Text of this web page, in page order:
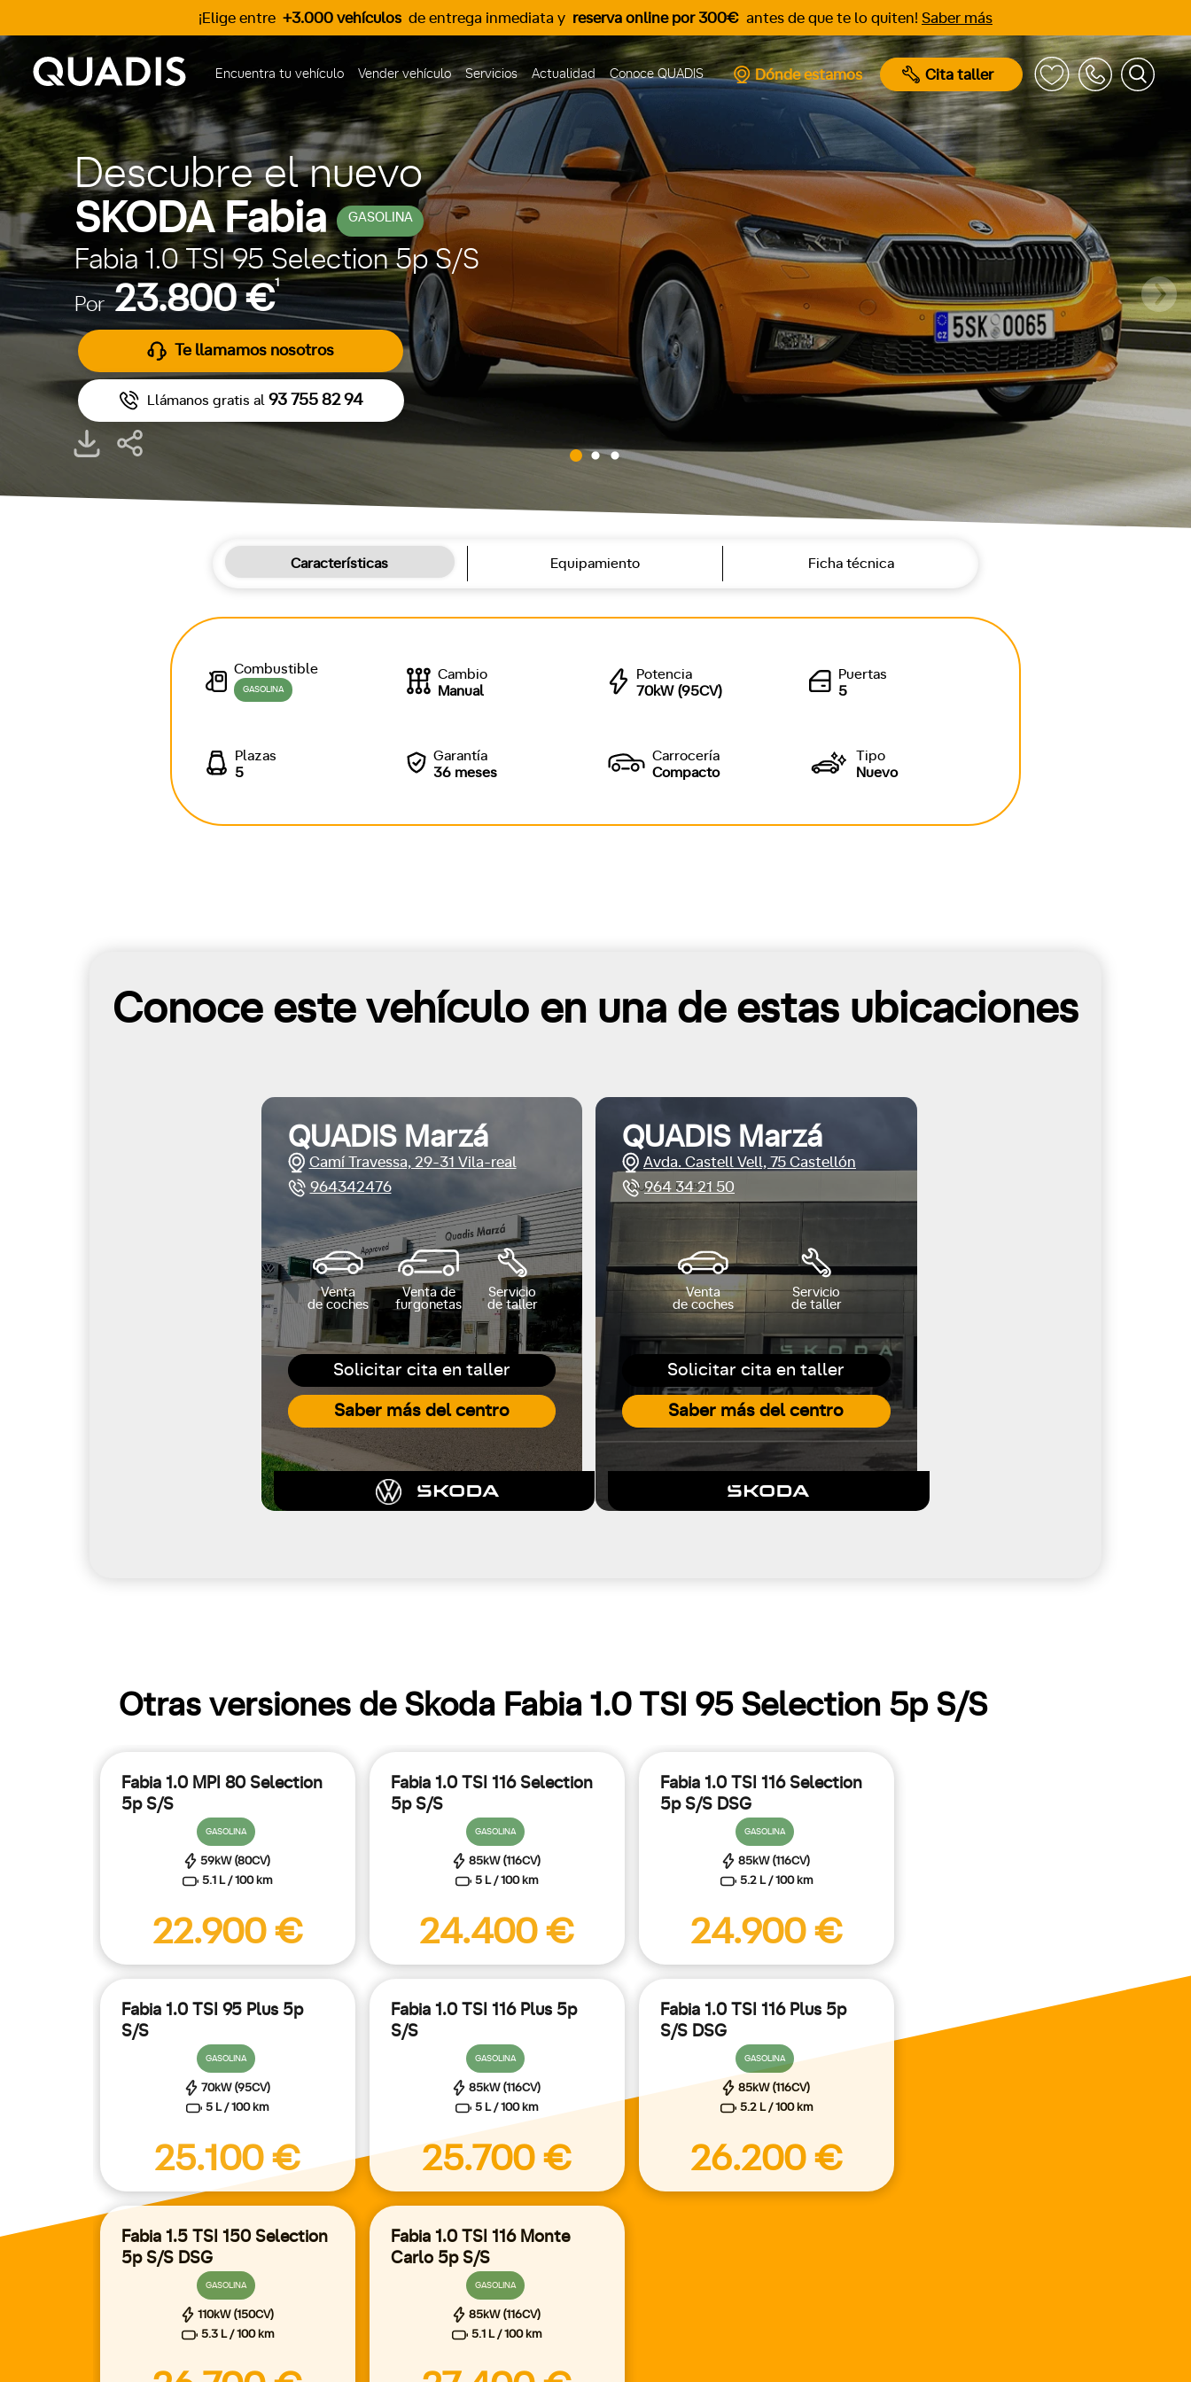
¡Elige entre +3.000 vehículos de entrega inmediata y reserva online por 300€ antes de que te lo quiten! Saber más
Encuentra tu vehículo Vender vehículo Servicios Actualidad Conoce QUADIS Dónde estamos Cita taller
Descubre el nuevo
SKODA Fabia
GASOLINA
Fabia 1.0 TSI 95 Selection 5p S/S
Por23.800 €1
Te llamamos nosotros
Llámanos gratis al 93 755 82 94
Características Equipamiento Ficha técnica
Combustible
GASOLINA
Cambio
Manual
Potencia
70kW (95CV)
Puertas
5
Plazas
5
Garantía
36 meses
Carrocería
Compacto
Tipo
Nuevo
Conoce este vehículo en una de estas ubicaciones
Solicitar cita en taller
Saber más del centro
QUADIS Marzá
Camí Travessa, 29-31 Vila-real
964342476
Venta
de coches
Venta de
furgonetas
Servicio
de taller
Solicitar cita en taller
Saber más del centro
QUADIS Marzá
Avda. Castell Vell, 75 Castellón
964 34 21 50
Venta
de coches
Servicio
de taller
Otras versiones de Skoda Fabia 1.0 TSI 95 Selection 5p S/S
Fabia 1.0 MPI 80 Selection
5p S/S
GASOLINA
59kW (80CV)
5.1 L / 100 km
22.900 €
Fabia 1.0 TSI 116 Selection
5p S/S
GASOLINA
85kW (116CV)
5 L / 100 km
24.400 €
Fabia 1.0 TSI 116 Selection
5p S/S DSG
GASOLINA
85kW (116CV)
5.2 L / 100 km
24.900 €
Fabia 1.0 TSI 95 Plus 5p
S/S
GASOLINA
70kW (95CV)
5 L / 100 km
25.100 €
Fabia 1.0 TSI 116 Plus 5p
S/S
GASOLINA
85kW (116CV)
5 L / 100 km
25.700 €
Fabia 1.0 TSI 116 Plus 5p
S/S DSG
GASOLINA
85kW (116CV)
5.2 L / 100 km
26.200 €
Fabia 1.5 TSI 150 Selection
5p S/S DSG
GASOLINA
110kW (150CV)
5.3 L / 100 km
Fabia 1.0 TSI 116 Monte
Carlo 5p S/S
GASOLINA
85kW (116CV)
5.1 L / 100 km